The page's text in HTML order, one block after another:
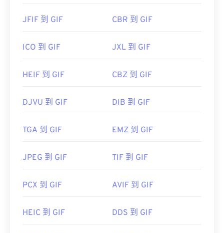
JFIF 到 GIF CBR 到 GIF
ICO 到 GIF JXL 到 GIF
HEIF 到 GIF CBZ 到 GIF
DJVU 到 GIF DIB 到 GIF
TGA 到 GIF EMZ 到 GIF
JPEG 到 GIF TIF 到 GIF
PCX 到 GIF AVIF 到 GIF
HEIC 到 GIF DDS 到 GIF